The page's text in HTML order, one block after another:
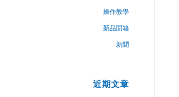
操作教學
新品開箱
新聞
近期文章